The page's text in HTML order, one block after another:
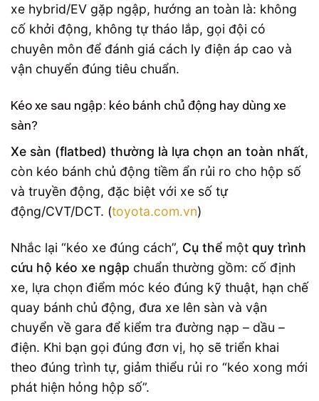
xe hybrid/EV gặp ngập, hướng an toàn là: không
cố khởi động, không tự tháo lắp, gọi đội có
chuyên môn để đánh giá cách ly điện áp cao và
vận chuyển đúng tiêu chuẩn.
Kéo xe sau ngập: kéo bánh chủ động hay dùng xe
sàn?
Xe sàn (flatbed) thường là lựa chọn an toàn nhất,
còn kéo bánh chủ động tiềm ẩn rủi ro cho hộp số
và truyền động, đặc biệt với xe số tự
động/CVT/DCT. (toyota.com.vn)
Nhắc lại “kéo xe đúng cách”, Cụ thể một quy trình
cứu hộ kéo xe ngập chuẩn thường gồm: cố định
xe, lựa chọn điểm móc kéo đúng kỹ thuật, hạn chế
quay bánh chủ động, đưa xe lên sàn và vận
chuyển về gara để kiểm tra đường nạp – dầu –
điện. Khi bạn gọi đúng đơn vị, họ sẽ triển khai
theo đúng trình tự, giảm thiểu rủi ro “kéo xong mới
phát hiện hỏng hộp số”.